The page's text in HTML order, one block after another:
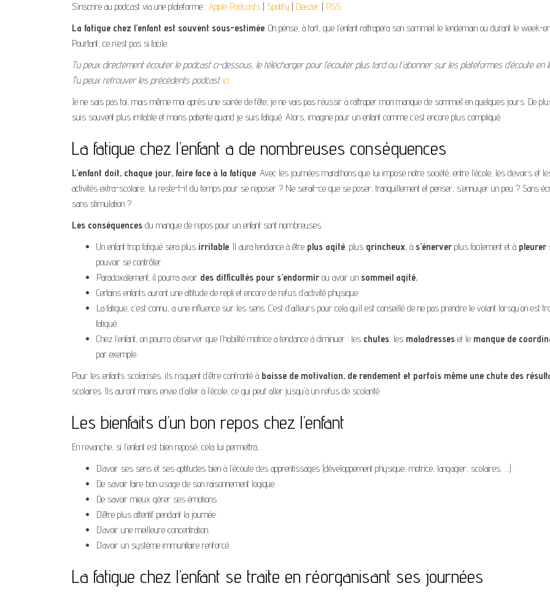
S'inscrire au podcast via une plateforme : Apple Podcasts | Spotify | Deezer | RSS
La fatigue chez l’enfant est souvent sous-estimée. On pense, à tort, que l’enfant rattrapera son sommeil le lendemain ou durant le week-
Pourtant, ce n’est pas si facile.
Tu peux directement écouter le podcast ci-dessous, le télécharger pour l’écouter plus tard ou t’abonner sur les plateformes d’écoute en
Tu peux retrouver les précédents podcastici.
Je ne sais pas toi, mais même moi après une soirée de fête, je ne vais pas réussir à rattraper mon manque de sommeil en quelques jours. De
suis souvent plus irritable et moins patiente quand je suis fatigué. Alors, imagine pour un enfant comme c’est encore plus compliqué.
La fatigue chez l’enfant a de nombreuses conséquences
L’enfant doit, chaque jour, faire face à la fatigue. Avec les journées marathons que lui impose notre société, entre l’école, les devoirs et
activités extra-scolaire, lui reste-t-il du temps pour se reposer ? Ne serait-ce que se poser, tranquillement et penser, s’ennuyer un peu ? Sans
sans stimulation ?
Les conséquences du manque de repos pour un enfant sont nombreuses.
Un enfant trop fatigué sera plus irritable. Il aura tendance à être plus agité, plus grincheux, à s’énerver plus facilement et à pleurer
pouvoir se contrôler.
Paradoxalement, il pourra avoir des difficultés pour s’endormir ou avoir un sommeil agité.
Certains enfants auront une attitude de repli et encore de refus d’activité physique.
La fatigue, c’est connu, a une influence sur les sens. C’est d’ailleurs pour cela qu’il est conseillé de ne pas prendre le volant lorsqu’on est
fatigué.
Chez l’enfant, on pourra observer que l’habilité motrice a tendance à diminuer : les chutes, les maladresses et le manque de
par exemple.
Pour les enfants scolarisés, ils risquent d’être confronté à baisse de motivation, de rendement et parfois même une chute des
scolaires. Ils auront moins envie d’aller à l’école, ce qui peut aller jusqu’à un refus de scolarité.
Les bienfaits d’un bon repos chez l’enfant
En revanche, si l’enfant est bien reposé, cela lui permettra…
D’avoir ses sens et ses aptitudes bien à l’écoute des apprentissages (développement physique, motrice, langagier, scolaires, …).
De savoir faire bon usage de son raisonnement logique.
De savoir mieux gérer ses émotions.
D’être plus attentif pendant la journée.
D’avoir une meilleure concentration.
D’avoir un système immunitaire renforcé.
La fatigue chez l’enfant se traite en réorganisant ses journées